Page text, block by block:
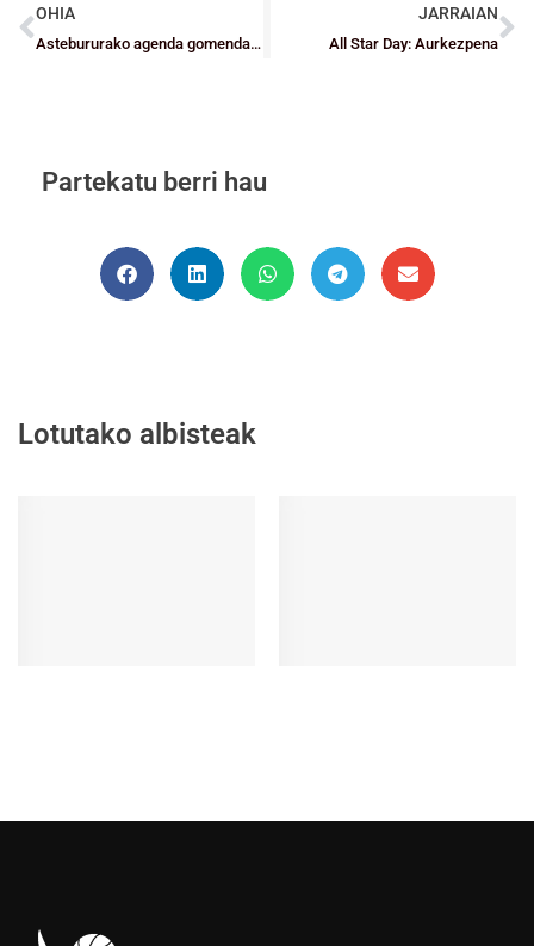
OHIA
Astebururako agenda gomendagarria
JARRAIAN
All Star Day: Aurkezpena
Partekatu berri hau
Lotutako albisteak